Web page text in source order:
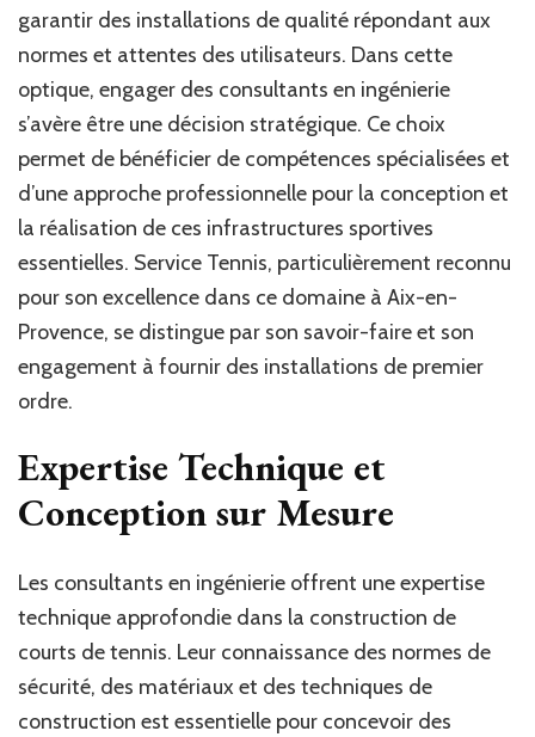
garantir des installations de qualité répondant aux
normes et attentes des utilisateurs. Dans cette
optique, engager des consultants en ingénierie
s’avère être une décision stratégique. Ce choix
permet de bénéficier de compétences spécialisées et
d’une approche professionnelle pour la conception et
la réalisation de ces infrastructures sportives
essentielles. Service Tennis, particulièrement reconnu
pour son excellence dans ce domaine à Aix-en-
Provence, se distingue par son savoir-faire et son
engagement à fournir des installations de premier
ordre.
Expertise Technique et
Conception sur Mesure
Les consultants en ingénierie offrent une expertise
technique approfondie dans la construction de
courts de tennis. Leur connaissance des normes de
sécurité, des matériaux et des techniques de
construction est essentielle pour concevoir des